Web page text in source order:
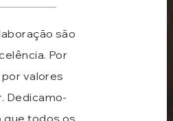
são
Por
valores
Dedicamo-
que todos os